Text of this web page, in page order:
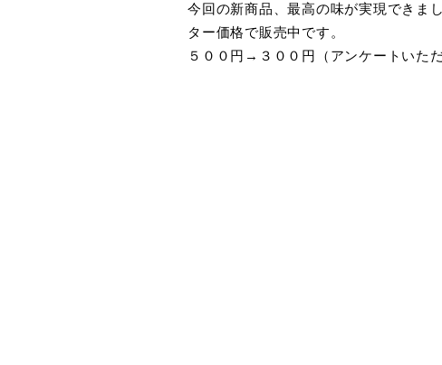
今回の新商品、最高の味が実現できま
ター価格で販売中です。
５００円→３００円（アンケートいた